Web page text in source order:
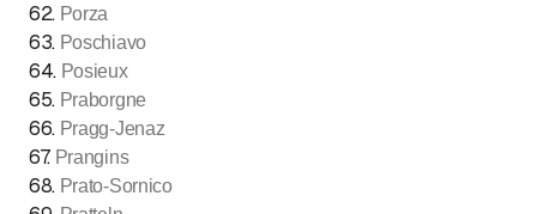
62. Porza
63. Poschiavo
64. Posieux
65. Praborgne
66. Pragg-Jenaz
67. Prangins
68. Prato-Sornico